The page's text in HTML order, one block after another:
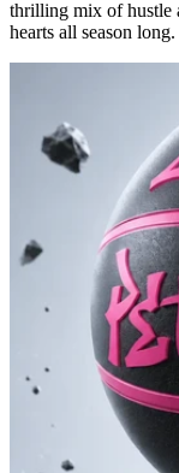
thrilling mix of hustle
hearts all season long.